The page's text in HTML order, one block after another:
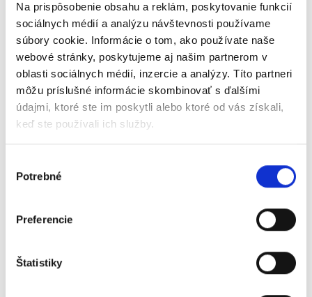
Na prispôsobenie obsahu a reklám, poskytovanie funkcií
sociálnych médií a analýzu návštevnosti používame
súbory cookie. Informácie o tom, ako používate naše
webové stránky, poskytujeme aj našim partnerom v
oblasti sociálnych médií, inzercie a analýzy. Títo partneri
môžu príslušné informácie skombinovať s ďalšími
údajmi, ktoré ste im poskytli alebo ktoré od vás získali,
keď ste používali ich služby.
súhlasu
Potrebné
Preferencie
Štatistiky
✔️ Novinky v module Banka
✔️ Spracovanie dokladov na mobile a tablete
✔️ Tmavý režim aplikácie
Digitální účetnictví
na
Přidejte se k více než 30 000+ firmám, které